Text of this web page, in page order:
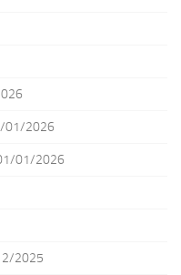
01/2026
01/2026
2025